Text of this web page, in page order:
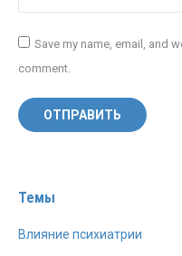
Save my name, email, and
comment.
ОТПРАВИТЬ
Темы
Влияние психиатрии